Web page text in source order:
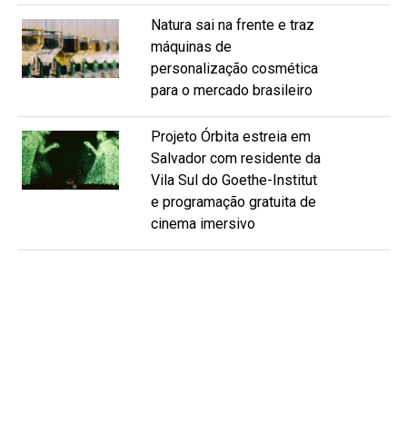
Natura sai na frente e traz
máquinas de
personalização cosmética
para o mercado brasileiro
Projeto Órbita estreia em
Salvador com residente da
Vila Sul do Goethe-Institut
e programação gratuita de
cinema imersivo